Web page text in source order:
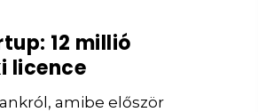
12 millió
licence
amibe először